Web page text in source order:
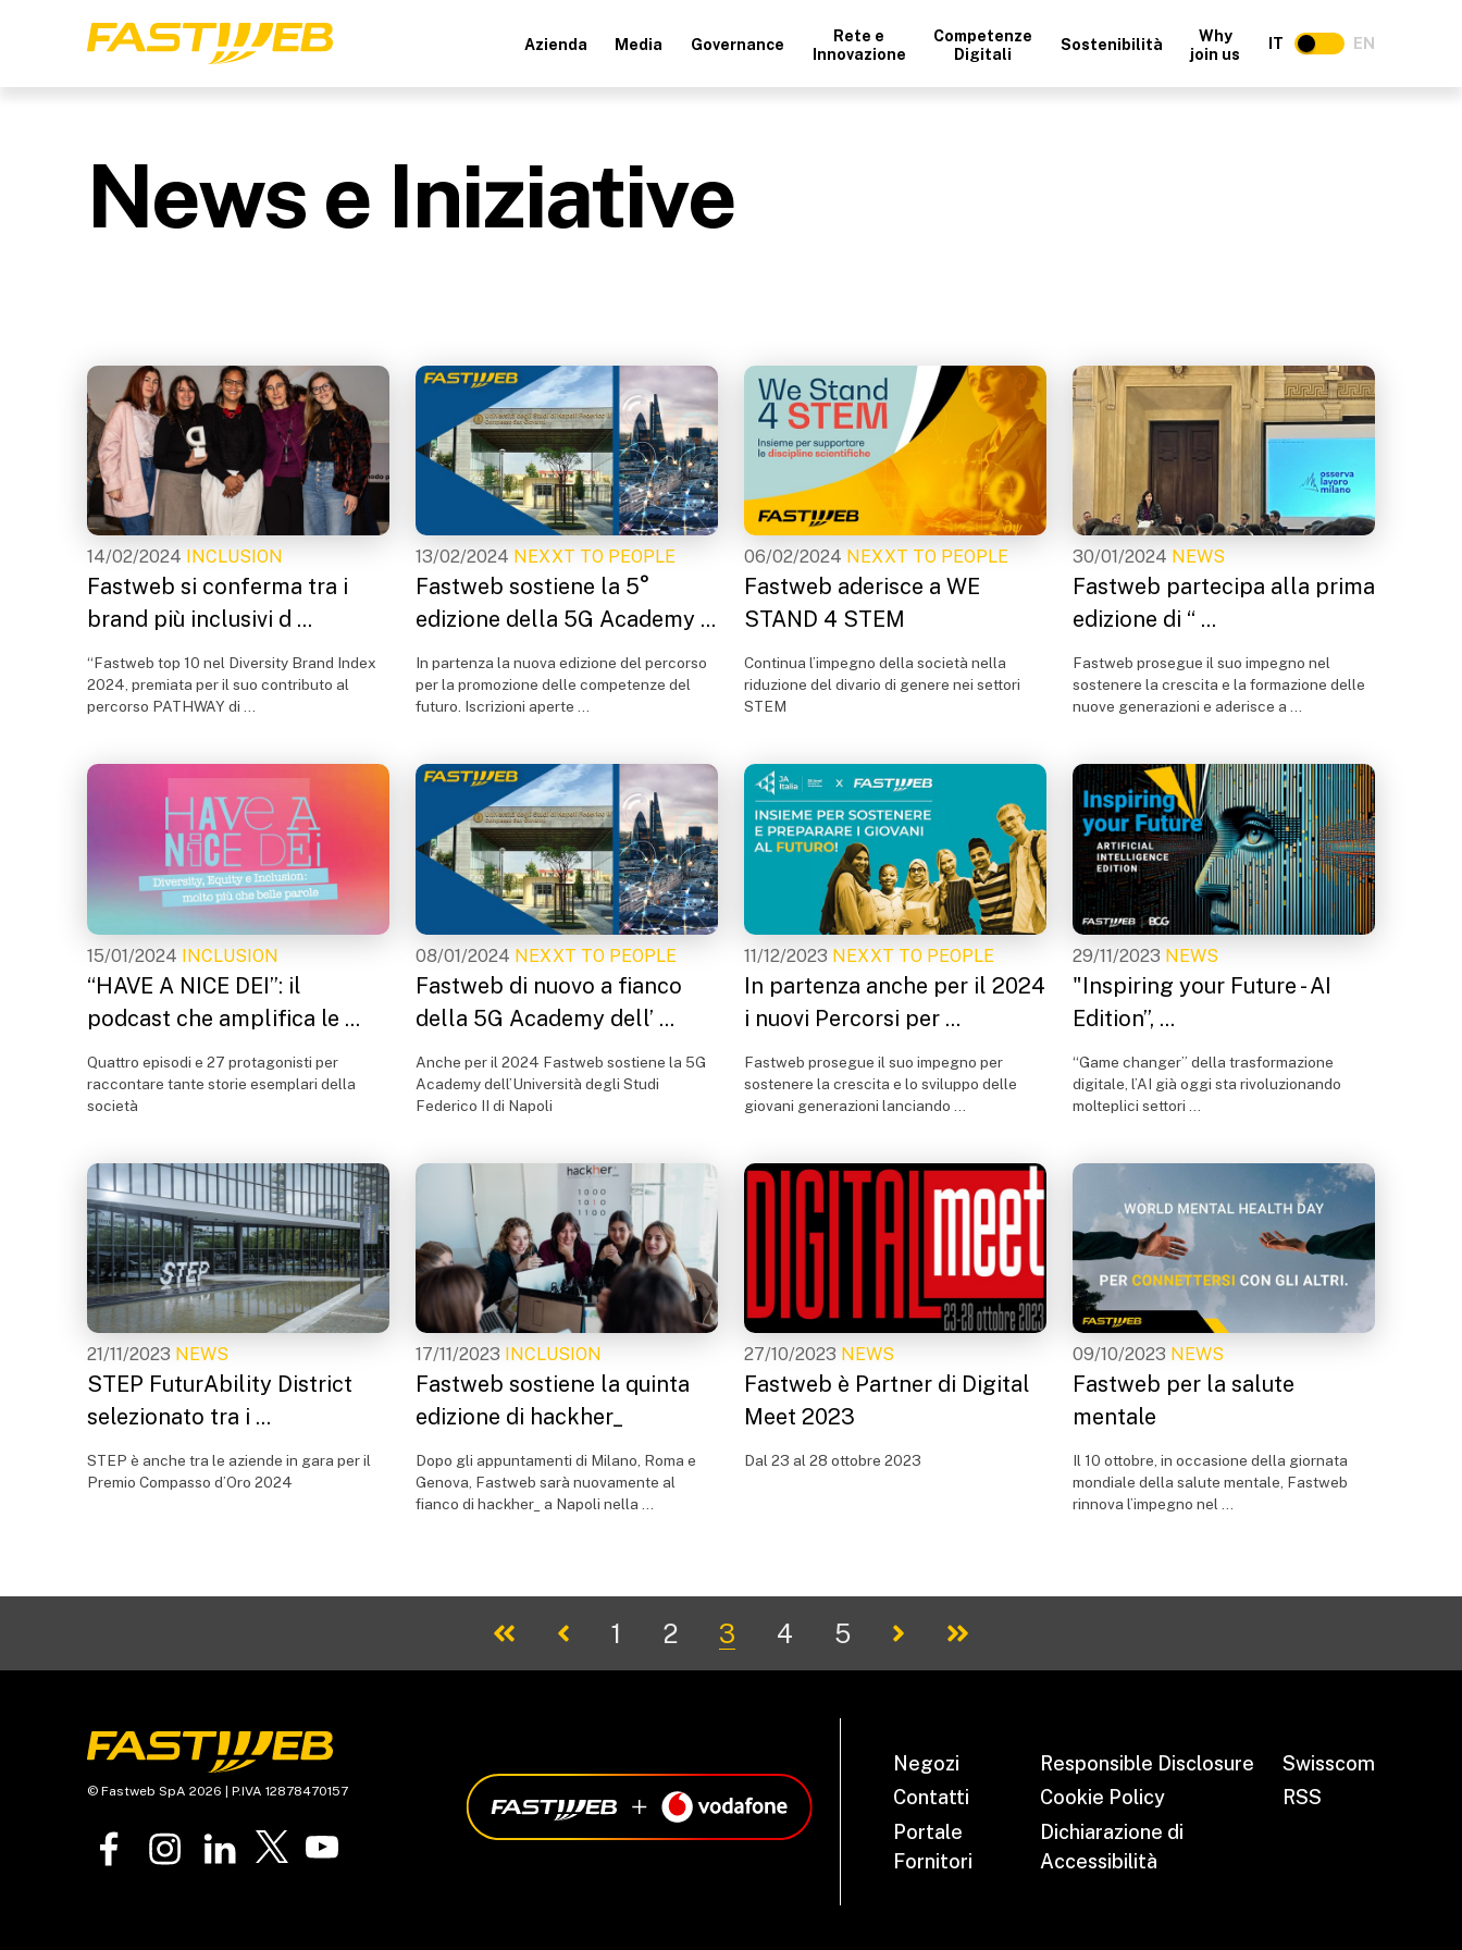
Azienda Media Governance
Rete e
Innovazione
Competenze
Digitali
Sostenibilità
Why
join us
IT EN
News e Iniziative
14/02/2024 INCLUSION
Fastweb si conferma tra i
brand più inclusivi d ...
“Fastweb top 10 nel Diversity Brand Index
2024, premiata per il suo contributo al
percorso PATHWAY di ...
13/02/2024 NEXXT TO PEOPLE
Fastweb sostiene la 5°
edizione della 5G Academy ...
In partenza la nuova edizione del percorso
per la promozione delle competenze del
futuro. Iscrizioni aperte ...
06/02/2024 NEXXT TO PEOPLE
Fastweb aderisce a WE
STAND 4 STEM
Continua l’impegno della società nella
riduzione del divario di genere nei settori
STEM
30/01/2024 NEWS
Fastweb partecipa alla prima
edizione di “ ...
Fastweb prosegue il suo impegno nel
sostenere la crescita e la formazione delle
nuove generazioni e aderisce a ...
15/01/2024 INCLUSION
“HAVE A NICE DEI”: il
podcast che amplifica le ...
Quattro episodi e 27 protagonisti per
raccontare tante storie esemplari della
società
08/01/2024 NEXXT TO PEOPLE
Fastweb di nuovo a fianco
della 5G Academy dell’ ...
Anche per il 2024 Fastweb sostiene la 5G
Academy dell’Università degli Studi
Federico II di Napoli
11/12/2023 NEXXT TO PEOPLE
In partenza anche per il 2024
i nuovi Percorsi per ...
Fastweb prosegue il suo impegno per
sostenere la crescita e lo sviluppo delle
giovani generazioni lanciando ...
29/11/2023 NEWS
"Inspiring your Future - AI
Edition”, ...
“Game changer” della trasformazione
digitale, l’AI già oggi sta rivoluzionando
molteplici settori ...
21/11/2023 NEWS
STEP FuturAbility District
selezionato tra i ...
STEP è anche tra le aziende in gara per il
Premio Compasso d’Oro 2024
17/11/2023 INCLUSION
Fastweb sostiene la quinta
edizione di hackher_
Dopo gli appuntamenti di Milano, Roma e
Genova, Fastweb sarà nuovamente al
fianco di hackher_ a Napoli nella ...
27/10/2023 NEWS
Fastweb è Partner di Digital
Meet 2023
Dal 23 al 28 ottobre 2023
09/10/2023 NEWS
Fastweb per la salute
mentale
Il 10 ottobre, in occasione della giornata
mondiale della salute mentale, Fastweb
rinnova l’impegno nel ...
1 2 3 4 5
© Fastweb SpA 2026 | P.IVA 12878470157
Negozi
Contatti
Portale
Fornitori
Responsible Disclosure
Cookie Policy
Dichiarazione di
Accessibilità
Swisscom
RSS